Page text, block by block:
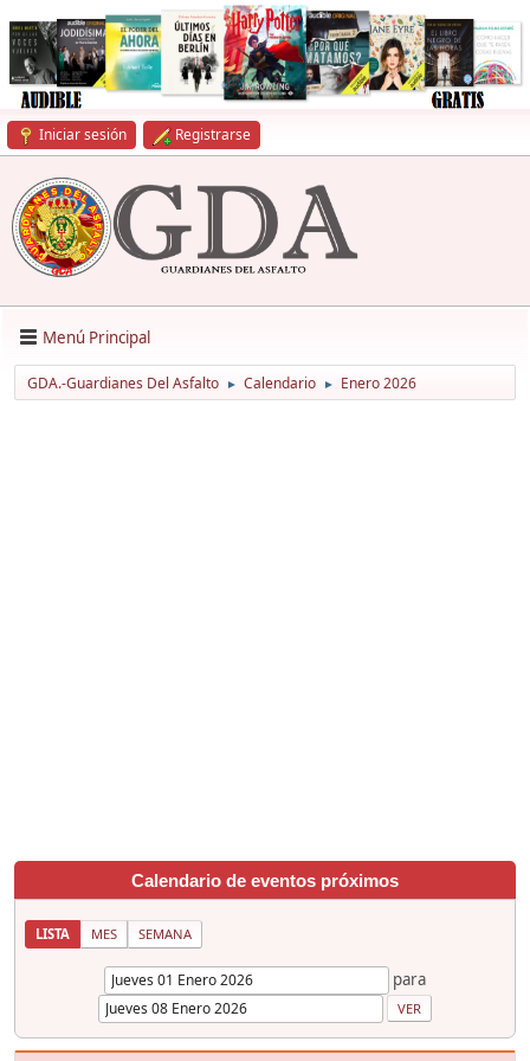
Iniciar sesión Registrarse
Menú Principal
GDA.-Guardianes Del Asfalto ► Calendario ► Enero 2026
Calendario de eventos próximos
LISTA MES SEMANA
para